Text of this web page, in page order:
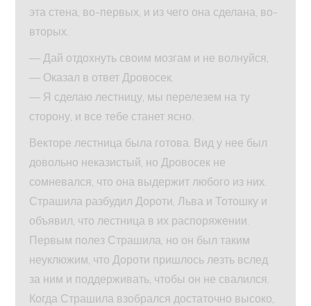
эта стена, во-первых, и из чего она сделана, во-
вторых.
— Дай отдохнуть своим мозгам и не волнуйся,
— Оказал в ответ Дровосек.
— Я сделаю лестницу, мы перелезем на ту
сторону, и все тебе станет ясно.
Векторе лестница была готова. Вид у нее был
довольно неказистый, но Дровосек не
сомневался, что она выдержит любого из них.
Страшила разбудил Дороти, Льва и Тотошку и
объявил, что лестница в их распоряжении.
Первым полез Страшила, но он был таким
неуклюжим, что Дороти пришлось лезть вслед
за ним и поддерживать, чтобы он не свалился.
Когда Страшила взобрался достаточно высоко,